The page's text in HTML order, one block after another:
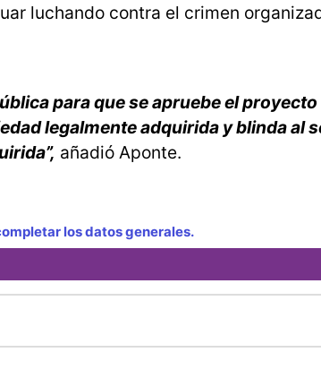
luchando contra el crimen
para que se apruebe el proyecto
legalmente adquirida y blinda al
añadió Aponte.
los datos generales.